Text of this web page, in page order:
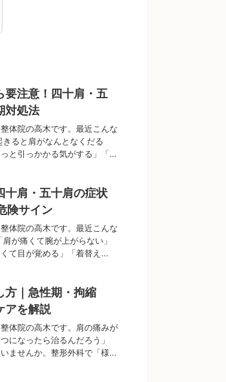
要注意！四十肩・五
対処法
体院の高木です。最近こんな
ると肩がなんとなくだる
と引っかかる気がする」「...
十肩・五十肩の症状
険サイン
体院の高木です。最近こんな
が痛くて腕が上がらない」
て目が覚める」「着替え...
方｜急性期・拘縮
アを解説
体院の高木です。肩の痛みが
なったら治るんだろう」
ませんか。整形外科で「様...